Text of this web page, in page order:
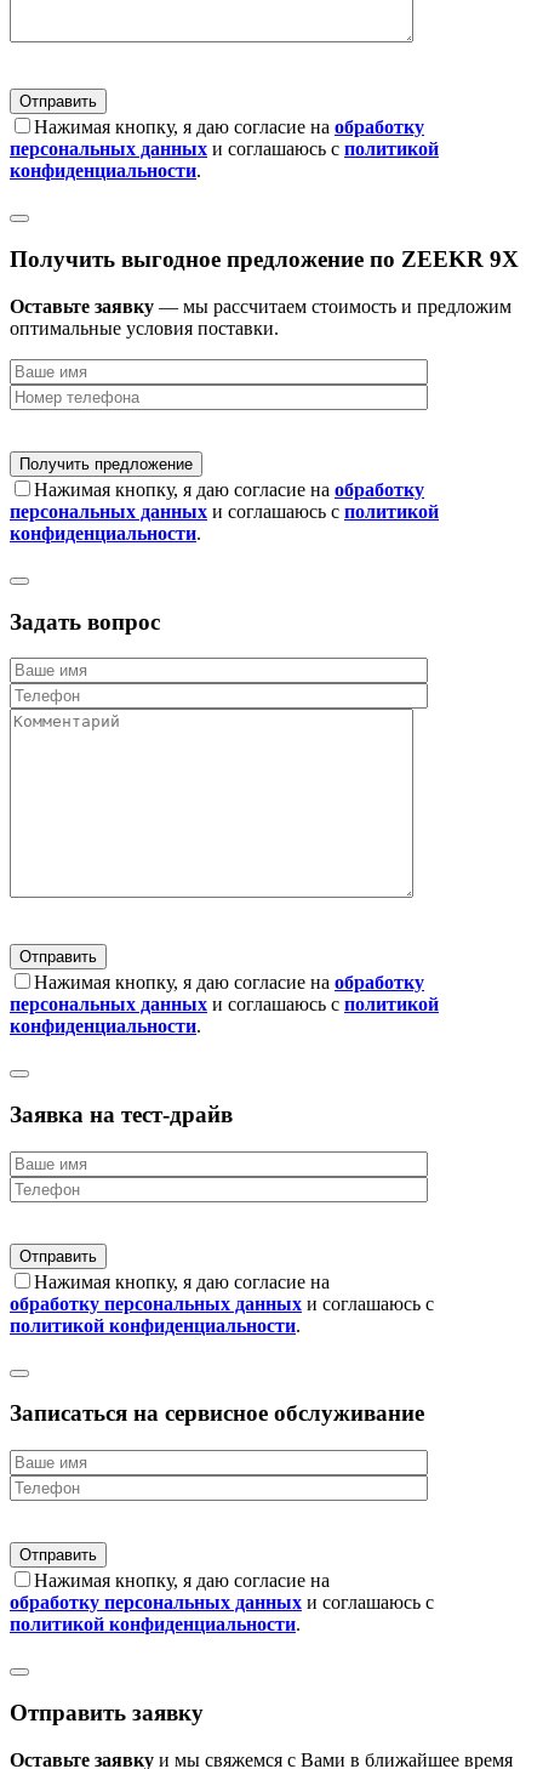
Нажимая кнопку, я даю согласие на обработку
персональных данных и соглашаюсь с политикой
конфиденциальности.
Получить выгодное предложение по ZEEKR 9X
Оставьте заявку — мы рассчитаем стоимость и предложим
оптимальные условия поставки.
Нажимая кнопку, я даю согласие на обработку
персональных данных и соглашаюсь с политикой
конфиденциальности.
Задать вопрос
Нажимая кнопку, я даю согласие на обработку
персональных данных и соглашаюсь с политикой
конфиденциальности.
Заявка на тест-драйв
Нажимая кнопку, я даю согласие на
обработку персональных данных и соглашаюсь с
политикой конфиденциальности.
Записаться на сервисное обслуживание
Нажимая кнопку, я даю согласие на
обработку персональных данных и соглашаюсь с
политикой конфиденциальности.
Отправить заявку
Оставьте заявку и мы свяжемся с Вами в ближайшее время